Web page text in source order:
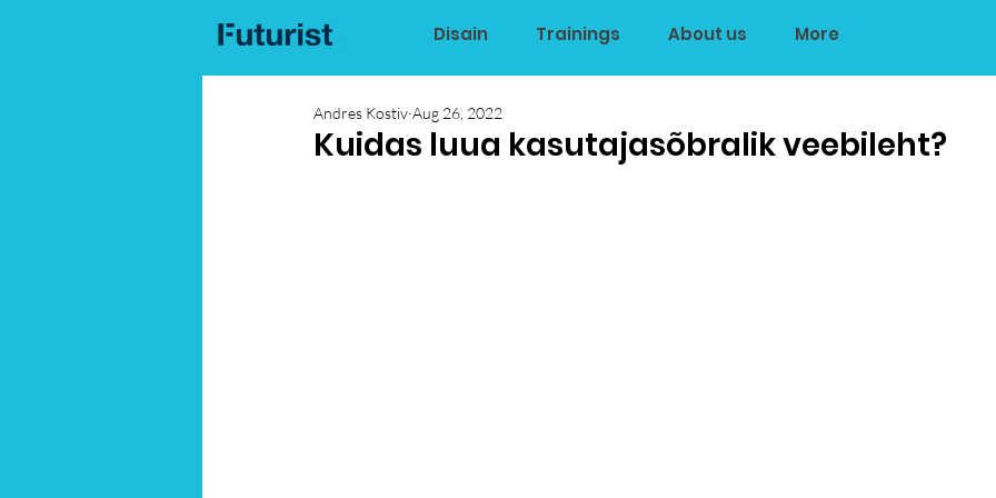
Disain Trainings About us More
Kuidas luua kasutajasõbralik veebileht?
Andres Kostiv Aug 26, 2022